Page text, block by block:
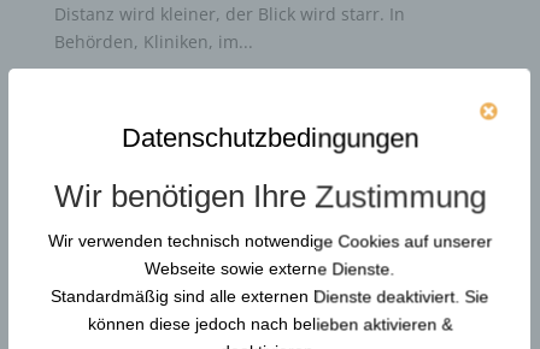
Distanz wird kleiner, der Blick wird starr. In
Behörden, Kliniken, im...
Neue Artikel
Gewaltschutzkoordinator in KRITIS: Resilienz und
Gewaltprävention
Reform der DGUV Vorschrift 2: Gewaltprävention &
Datenschutzbedingungen
Wir benötigen Ihre Zustimmung
Wir verwenden technisch notwendige Cookies auf unserer
Webseite sowie externe Dienste.
Standardmäßig sind alle externen Dienste deaktiviert. Sie
können diese jedoch nach belieben aktivieren &